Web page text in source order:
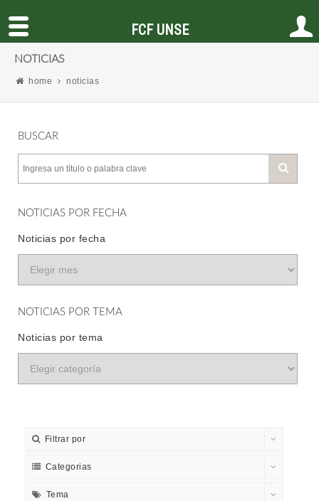
NOTICIAS
home noticias
BUSCAR
NOTICIAS POR FECHA
Noticias por fecha
NOTICIAS POR TEMA
Noticias por tema
Filtrar por
Categorias
Tema
FCF UNSE